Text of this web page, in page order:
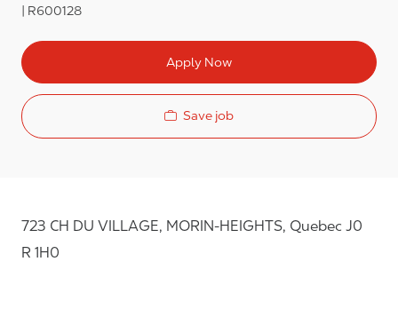
R600128
Apply Now
Save job
723 CH DU VILLAGE, MORIN-HEIGHTS, Quebec J0
R 1H0